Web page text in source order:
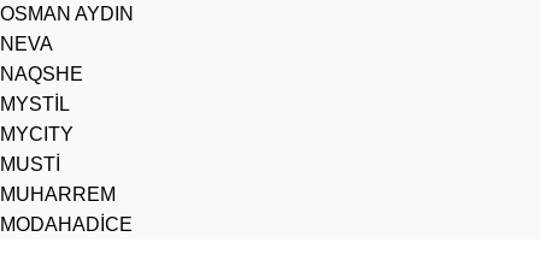
OSMAN AYDIN
NEVA
NAQSHE
MYSTİL
MYCITY
MUSTİ
MUHARREM
MODAHADİCE